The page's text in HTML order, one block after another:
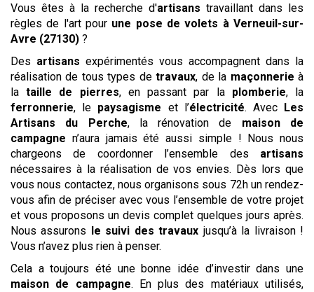
Vous êtes à la recherche d'artisans travaillant dans les
règles de l'art pour une pose de volets à Verneuil-sur-
Avre (27130) ?
Des artisans expérimentés vous accompagnent dans la
réalisation de tous types detravaux, de la maçonnerie à
lataille de pierres, en passant par la plomberie, la
ferronnerie, le paysagisme et l’électricité. Avec
Les
Artisans du Perche, la rénovation de maison de
campagne n’aura jamais été aussi simple ! Nous nous
chargeons de coordonner l’ensemble des artisans
nécessaires à la réalisation de vos envies. Dès lors que
vous nous contactez, nous organisons sous 72h un rendez-
vous afin de préciser avec vous l’ensemble de votre projet
et vous proposons un devis complet quelques jours après.
Nous assurons
le suivi des travaux jusqu’à la livraison !
Vous n’avez plus rien à penser.
Cela a toujours été une bonne idée d’investir dans une
maison de campagne. En plus des matériaux utilisés,